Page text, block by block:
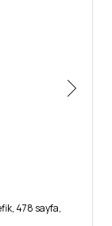
478 sayfa,